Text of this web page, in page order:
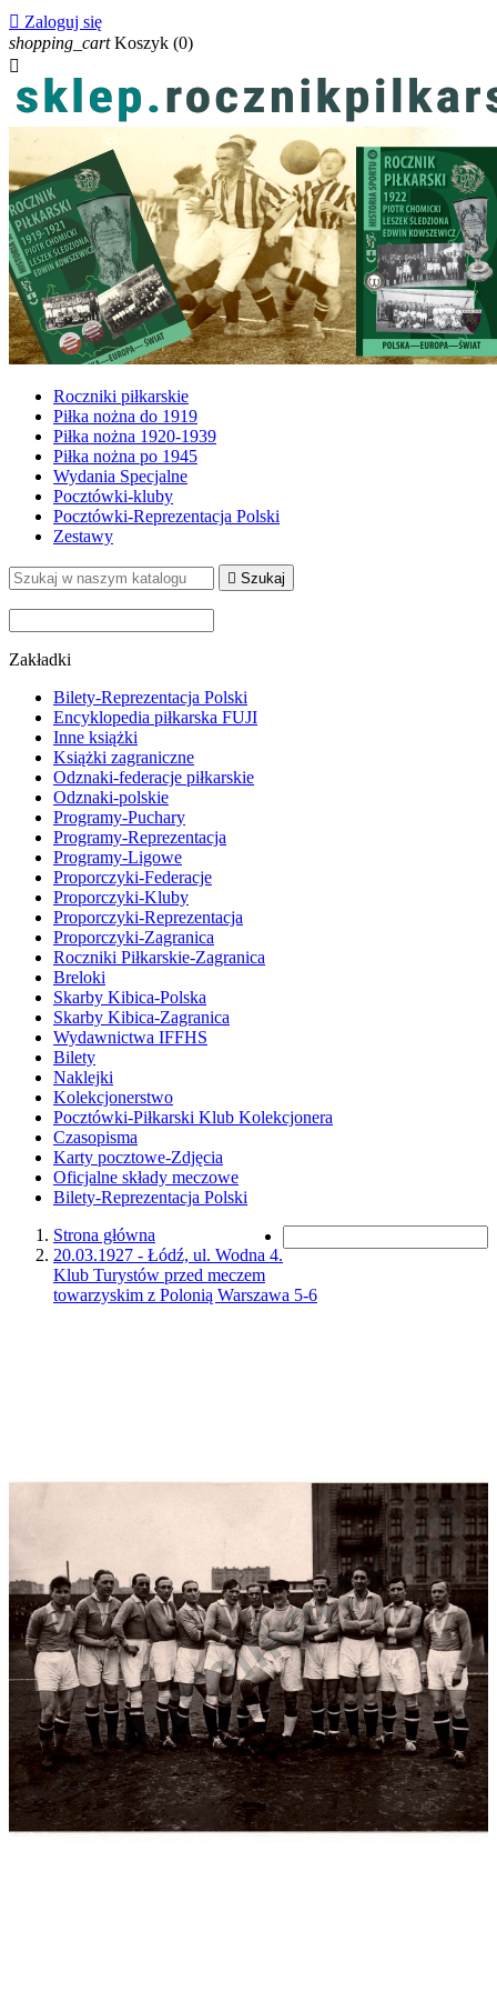
 Zaloguj się
shopping_cart Koszyk (0)

Roczniki piłkarskie
Piłka nożna do 1919
Piłka nożna 1920-1939
Piłka nożna po 1945
Wydania Specjalne
Pocztówki-kluby
Pocztówki-Reprezentacja Polski
Zestawy
 Szukaj
Zakładki
Bilety-Reprezentacja Polski
Encyklopedia piłkarska FUJI
Inne książki
Książki zagraniczne
Odznaki-federacje piłkarskie
Odznaki-polskie
Programy-Puchary
Programy-Reprezentacja
Programy-Ligowe
Proporczyki-Federacje
Proporczyki-Kluby
Proporczyki-Reprezentacja
Proporczyki-Zagranica
Roczniki Piłkarskie-Zagranica
Breloki
Skarby Kibica-Polska
Skarby Kibica-Zagranica
Wydawnictwa IFFHS
Bilety
Naklejki
Kolekcjonerstwo
Pocztówki-Piłkarski Klub Kolekcjonera
Czasopisma
Karty pocztowe-Zdjęcia
Oficjalne składy meczowe
Bilety-Reprezentacja Polski
Strona główna
20.03.1927 - Łódź, ul. Wodna 4.
Klub Turystów przed meczem
towarzyskim z Polonią Warszawa 5-6